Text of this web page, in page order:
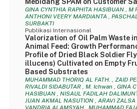
GINA CYNTHIA RAPHITA HASIBUAN , M
ANTHONI VEERY MARDIANTA ,
SURBAKTI
Publikasi Internasional
Valorization of Oil Palm Waste
Animal Feed: Growth
Profile of Dried Black Soldier
illucens) Cultivated on Empty
Based Substrates
MUHAMMAD THORIQ AL FATH. , ZAID
RIVALDI SIDABUTAR , M. Ichwan , GINA
HASIBUAN , NISAUL FADILAH
JUAN AKMAL NASUTION , ARAVI
VANDRIA ALAMSYAH , MUHAMMAD